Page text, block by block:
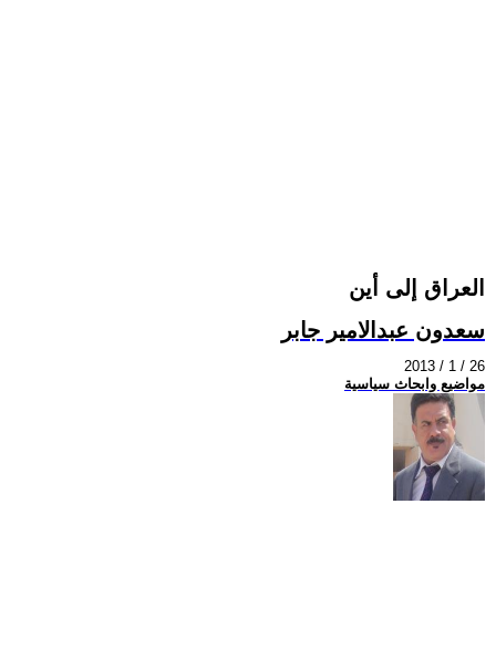
العراق إلى أين
سعدون عبدالامير جابر
2013 / 1 / 26
مواضيع وابحاث سياسية